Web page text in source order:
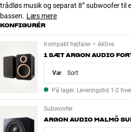
Find Butik
Kundeservice
Byg med Lyd
trådløs musik og separat 8” subwoofer til
bassen. Læs mere
KONFIGURÉR
Kompakt højtaler – Aktive
1 SÆT ARGON AUDIO
Variant
På lager. Leveringstid 1-2
Subwoofer
ARGON AUDIO MALMÖ